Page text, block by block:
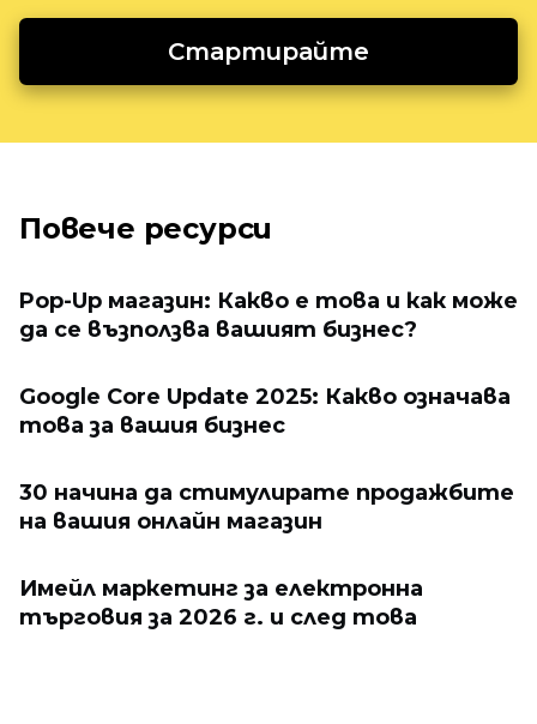
Стартирайте
Повече ресурси
Pop-Up магазин: Какво е това и как може
да се възползва вашият бизнес?
Google Core Update 2025: Какво означава
това за вашия бизнес
30 начина да стимулирате продажбите
на вашия онлайн магазин
Имейл маркетинг за електронна
търговия за 2026 г. и след това